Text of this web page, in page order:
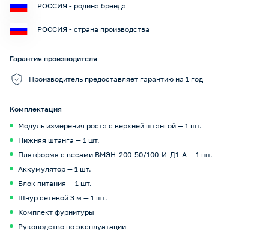
РОССИЯ - родина бренда
РОССИЯ - страна производства
Гарантия производителя
Производитель предоставляет гарантию на 1 год
Комплектация
Модуль измерения роста с верхней штангой — 1 шт.
Нижняя штанга — 1 шт.
Платформа с весами ВМЭН-200-50/100-И-Д1-А — 1 шт.
Аккумулятор — 1 шт.
Блок питания — 1 шт.
Шнур сетевой 3 м — 1 шт.
Комплект фурнитуры
Руководство по эксплуатации